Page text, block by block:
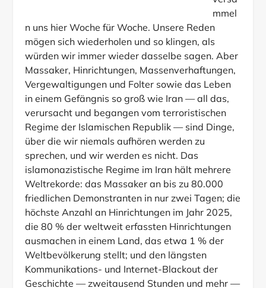
versa
mmel
n uns hier Woche für Woche. Unsere Reden
mögen sich wiederholen und so klingen, als
würden wir immer wieder dasselbe sagen. Aber
Massaker, Hinrichtungen, Massenverhaftungen,
Vergewaltigungen und Folter sowie das Leben
in einem Gefängnis so groß wie Iran — all das,
verursacht und begangen vom terroristischen
Regime der Islamischen Republik — sind Dinge,
über die wir niemals aufhören werden zu
sprechen, und wir werden es nicht. Das
islamonazistische Regime im Iran hält mehrere
Weltrekorde: das Massaker an bis zu 80.000
friedlichen Demonstranten in nur zwei Tagen; die
höchste Anzahl an Hinrichtungen im Jahr 2025,
die 80 % der weltweit erfassten Hinrichtungen
ausmachen in einem Land, das etwa 1 % der
Weltbevölkerung stellt; und den längsten
Kommunikations- und Internet-Blackout der